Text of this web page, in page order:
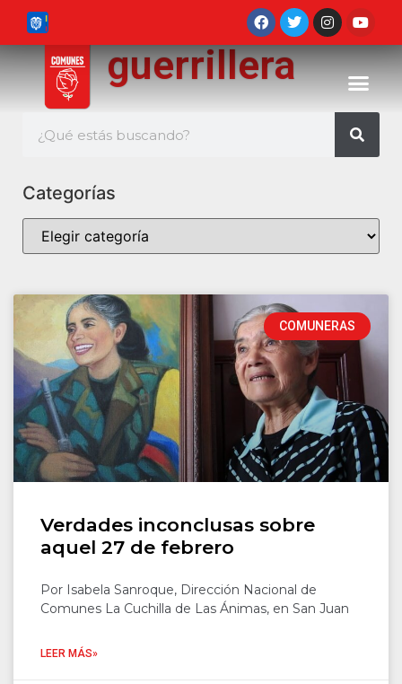
guerrillera
Categorías
COMUNERAS
Verdades inconclusas sobre
aquel 27 de febrero
Por Isabela Sanroque, Dirección Nacional de
Comunes La Cuchilla de Las Ánimas, en San Juan
LEER MÁS»